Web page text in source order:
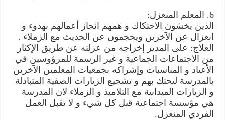
6. المعلم المنعزل:
الذين يخشون الاحتكاك و همهم انجاز أعمالهم بهدوء و
انعزال عن الآخرين ويحجمون عن الحديث مع الزملاء .
العلاج: على المدير إخراجه من عزلته عن طريق الإكثار
من الاجتماعات الجماعية و غير الرسمة للمرؤوسين في
الأعياد و المناسبات وإشراكه بجمعيات المعلمين الآخرين
بالمدرسة ليحتك بهم و تشجيع الزيارات الصفية المتبادلة
و الزيارات الميدانية مع التلاميذ و الزملاء لان المدرسة
هي مؤسسة اجتماعية قبل كل شيء و لا تقبل العمل
الفردي المنعزل.